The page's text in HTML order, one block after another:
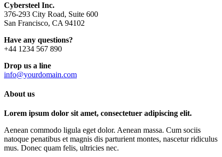
Cybersteel Inc.
376-293 City Road, Suite 600
San Francisco, CA 94102
Have any questions?
+44 1234 567 890
Drop us a line
info@yourdomain.com
About us
Lorem ipsum dolor sit amet, consectetuer adipiscing elit.
Aenean commodo ligula eget dolor. Aenean massa. Cum sociis
natoque penatibus et magnis dis parturient montes, nascetur ridiculus
mus. Donec quam felis, ultricies nec.